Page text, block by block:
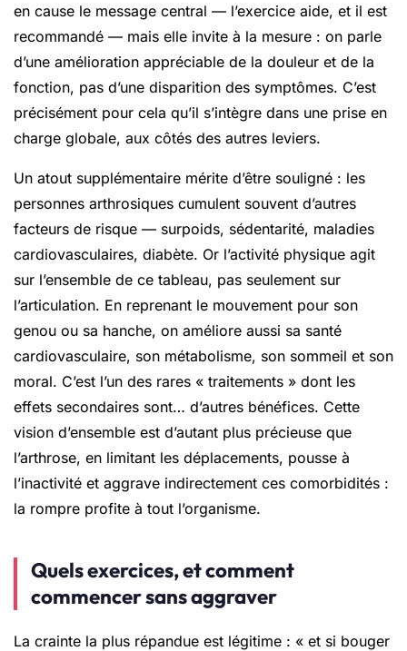
en cause le message central — l’exercice aide, et il est
recommandé — mais elle invite à la mesure : on parle
d’une amélioration appréciable de la douleur et de la
fonction, pas d’une disparition des symptômes. C’est
précisément pour cela qu’il s’intègre dans une prise en
charge globale, aux côtés des autres leviers.
Un atout supplémentaire mérite d’être souligné : les
personnes arthrosiques cumulent souvent d’autres
facteurs de risque — surpoids, sédentarité, maladies
cardiovasculaires, diabète. Or l’activité physique agit
sur l’ensemble de ce tableau, pas seulement sur
l’articulation. En reprenant le mouvement pour son
genou ou sa hanche, on améliore aussi sa santé
cardiovasculaire, son métabolisme, son sommeil et son
moral. C’est l’un des rares « traitements » dont les
effets secondaires sont… d’autres bénéfices. Cette
vision d’ensemble est d’autant plus précieuse que
l’arthrose, en limitant les déplacements, pousse à
l’inactivité et aggrave indirectement ces comorbidités :
la rompre profite à tout l’organisme.
Quels exercices, et comment
commencer sans aggraver
La crainte la plus répandue est légitime : « et si bouger